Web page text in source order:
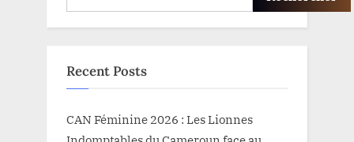
Recent Posts
CAN Féminine 2026 : Les Lionnes